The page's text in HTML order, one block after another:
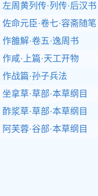
左周黄列传·列传·后汉书
佐命元臣·卷七·容斋随笔
作雒解·卷五·逸周书
作咸·上篇·天工开物
作战篇·孙子兵法
坐拿草·草部·本草纲目
酢浆草·草部·本草纲目
阿芙蓉·谷部·本草纲目